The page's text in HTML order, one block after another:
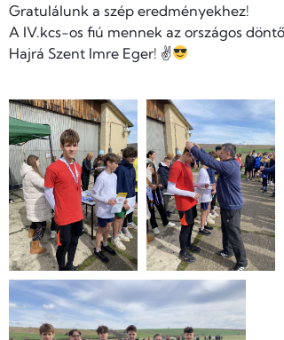
Gratulálunk a szép eredményekhez!
A IV.kcs-os fiú mennek az országos
Hajrá Szent Imre Eger! ✌